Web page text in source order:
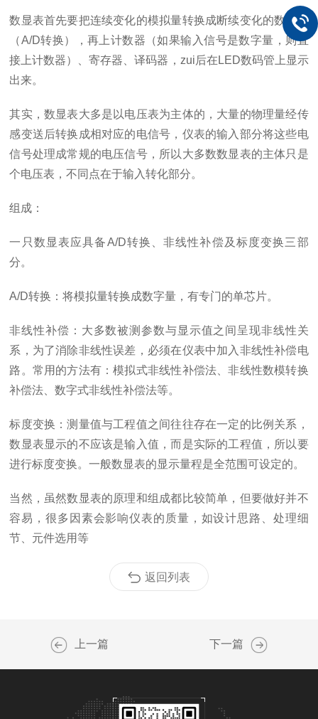
数显表首先要把连续变化的模拟量转换成断续变化的数字量
（A/D转换），再上计数器（如果输入信号是数字量，则直
接上计数器）、寄存器、译码器，zui后在 LED数码管上显示
出来。
其实，数显表大多是以电压表为主体的，大量的物理量经传
感变送后转换成相对应的电信号，仪表的输入部分将这些电
信号处理成常规的电压信号，所以大多数数显表的主体只是
个电压表，不同点在于输入转化部分。
组成：
一只数显表应具备A/D转换、非线性补偿及标度变换三部
分。
A/D转换：将模拟量转换成数字量，有专门的单芯片。
非线性补偿：大多数被测参数与显示值之间呈现非线性关
系，为了消除非线性误差，必须在仪表中加入非线性补偿电
路。常用的方法有：模拟式非线性补偿法、非线性数模转换
补偿法、数字式非线性补偿法等。
标度变换：测量值与工程值之间往往存在一定的比例关系，
数显表显示的不应该是输入值，而是实际的工程值，所以要
进行标度变换。一般数显表的显示量程是全范围可设定的。
当然，虽然数显表的原理和组成都比较简单，但要做好并不
容易，很多因素会影响仪表的质量，如设计思路、处理细
节、元件选用等
返回列表
上一篇 下一篇